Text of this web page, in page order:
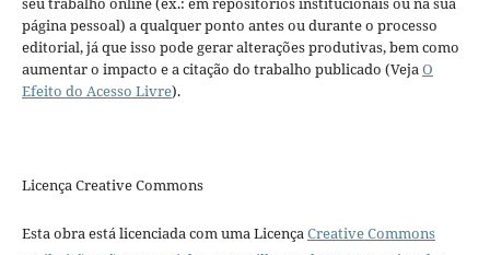
página pessoal) a qualquer ponto antes ou durante o processo
editorial, já que isso pode gerar alterações produtivas, bem como
aumentar o impacto e a citação do trabalho publicado (VejaO
Efeito do Acesso Livre).
Licença Creative Commons
Esta obra está licenciada com uma LicençaCreative Commons